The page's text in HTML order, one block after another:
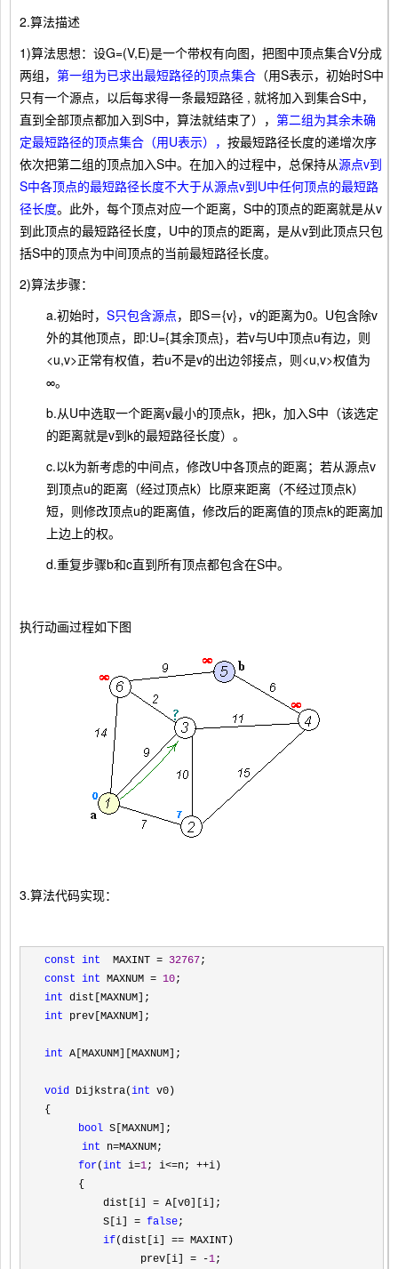
2.算法描述
1)算法思想：设G=(V,E)是一个带权有向图，把图中顶点集合V分成
两组， 第一组为已求出最短路径的顶点集合 （用S表示，初始时S中
只有一个源点，以后每求得一条最短路径 , 就将加入到集合S中，
直到全部顶点都加入到S中，算法就结束了）， 第二组为其余未确
定最短路径的顶点集合（用U表示）， 按最短路径长度的递增次序
依次把第二组的顶点加入S中。在加入的过程中，总保持从源点v到
S中各顶点的最短路径长度不大于从源点v到U中任何顶点的最短路
径长度。此外，每个顶点对应一个距离，S中的顶点的距离就是从v
到此顶点的最短路径长度，U中的顶点的距离，是从v到此顶点只包
括S中的顶点为中间顶点的当前最短路径长度。
2)算法步骤：
a.初始时， S只包含源点，即S＝{v}，v的距离为0。U包含除v
外的其他顶点，即:U={其余顶点}，若v与U中顶点u有边，则
<u,v>正常有权值，若u不是v的出边邻接点，则<u,v>权值为
∞。
b.从U中选取一个距离v最小的顶点k，把k，加入S中（该选定
的距离就是v到k的最短路径长度）。
c.以k为新考虑的中间点，修改U中各顶点的距离；若从源点v
到顶点u的距离（经过顶点k）比原来距离（不经过顶点k）
短，则修改顶点u的距离值，修改后的距离值的顶点k的距离加
上边上的权。
d.重复步骤b和c直到所有顶点都包含在S中。
执行动画过程如下图
3.算法代码实现：
const int
  MAXINT =
32767
const int MAXNUM = 10
int
int prev[MAXNUM];
int A[MAXUNM][MAXNUM];
void Dijkstra(int v0)
{
bool S[MAXNUM];
int n=MAXNUM;
for(int i=1; i<=n; ++i)
{
      　　dist[i]
= A[v0][i];
      　　S[i]
= false;
if(dist[i] == MAXINT)
            　　prev[i]
= -1;